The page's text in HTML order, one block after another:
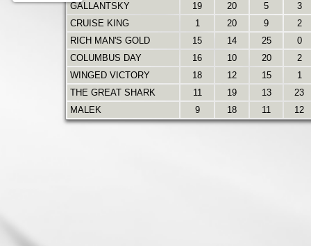
GALLANTSKY
19 20 5
3
CRUISE KING
1 20 9
2
RICH MAN'S GOLD
15 14 25
0
COLUMBUS DAY
16 10 20
2
WINGED VICTORY
18 12 15
1
THE GREAT SHARK
11 19 13
23
MALEK
9 18 11 12